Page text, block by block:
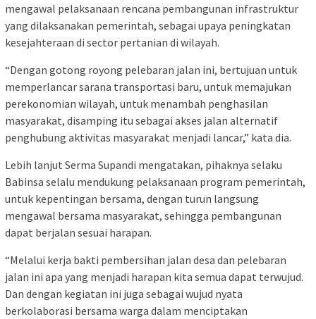
mengawal pelaksanaan rencana pembangunan infrastruktur
yang dilaksanakan pemerintah, sebagai upaya peningkatan
kesejahteraan di sector pertanian di wilayah.
“Dengan gotong royong pelebaran jalan ini, bertujuan untuk
memperlancar sarana transportasi baru, untuk memajukan
perekonomian wilayah, untuk menambah penghasilan
masyarakat, disamping itu sebagai akses jalan alternatif
penghubung aktivitas masyarakat menjadi lancar,” kata dia.
Lebih lanjut Serma Supandi mengatakan, pihaknya selaku
Babinsa selalu mendukung pelaksanaan program pemerintah,
untuk kepentingan bersama, dengan turun langsung
mengawal bersama masyarakat, sehingga pembangunan
dapat berjalan sesuai harapan.
“Melalui kerja bakti pembersihan jalan desa dan pelebaran
jalan ini apa yang menjadi harapan kita semua dapat terwujud.
Dan dengan kegiatan ini juga sebagai wujud nyata
berkolaborasi bersama warga dalam menciptakan